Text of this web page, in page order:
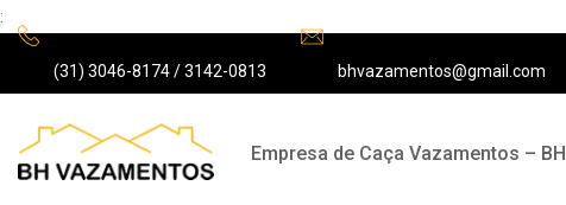
:
(31) 3046-8174 / 3142-0813 bhvazamentos@gmail.com
Empresa de Caça Vazamentos –